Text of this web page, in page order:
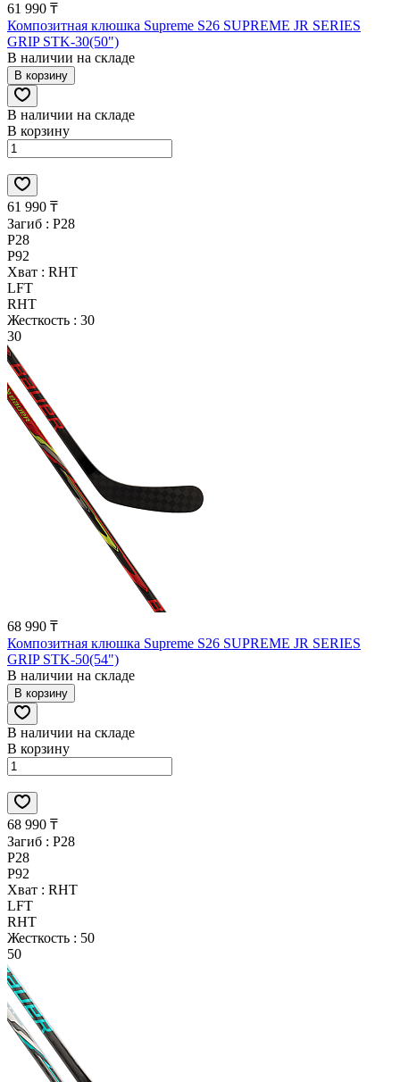
61 990 ₸
Композитная клюшка Supreme S26 SUPREME JR SERIES
GRIP STK-30(50")
В наличии на складе
В корзину
В наличии на складе
В корзину
61 990 ₸
Загиб : P28
P28
P92
Хват : RHT
LFT
RHT
Жесткость : 30
30
68 990 ₸
Композитная клюшка Supreme S26 SUPREME JR SERIES
GRIP STK-50(54")
В наличии на складе
В корзину
В наличии на складе
В корзину
68 990 ₸
Загиб : P28
P28
P92
Хват : RHT
LFT
RHT
Жесткость : 50
50